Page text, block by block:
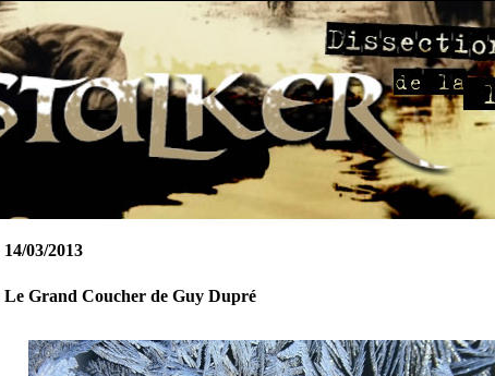
14/03/2013
Le Grand Coucher de Guy Dupré